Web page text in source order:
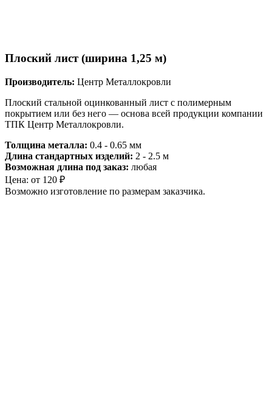
Плоский лист (ширина 1,25 м)
Производитель: Центр Металлокровли
Плоский стальной оцинкованный лист с полимерным
покрытием или без него — основа всей продукции компании
ТПК Центр Металлокровли.
Толщина металла: 0.4 - 0.65 мм
Длина стандартных изделий: 2 - 2.5 м
Возможная длина под заказ: любая
Цена: от 120 ₽
Возможно изготовление по размерам заказчика.